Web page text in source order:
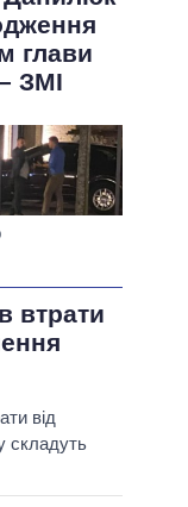
глави
ЗМІ
втрати
від
складуть